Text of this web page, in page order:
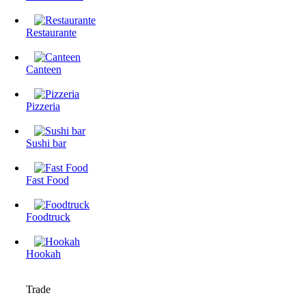
Restaurante
Canteen
Pizzeria
Sushi bar
Fast Food
Foodtruck
Hookah
Trade